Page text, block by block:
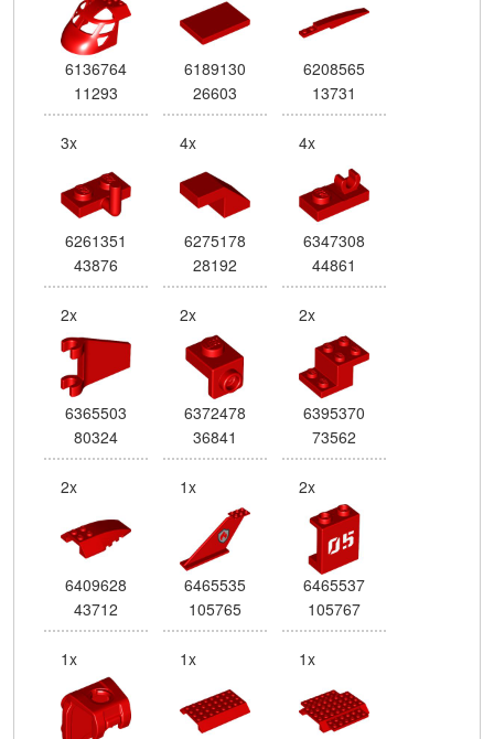
6136764
11293
6189130
26603
6208565
13731
3x
6261351
43876
4x
6275178
28192
4x
6347308
44861
2x
6365503
80324
2x
6372478
36841
2x
6395370
73562
2x
6409628
43712
1x
6465535
105765
2x
6465537
105767
1x 1x 1x